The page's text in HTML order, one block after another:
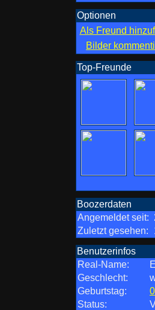
Optionen
Als Freund
Bilder
Top-Freunde
Boozerdaten
Angemeldet seit:
Zuletzt gesehen:
Benutzerinfos
Real-Name:
Geschlecht:
Geburtstag:
Status: